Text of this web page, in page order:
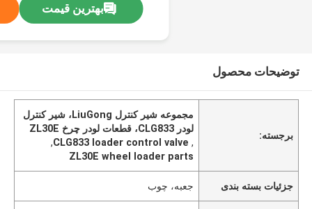
بهترین قیمت
توضیحات محصول
برجسته:
مجموعه شیر کنترل LiuGong، شیر کنترل
لودر CLG833، قطعات لودر چرخ ZL30E
,
CLG833 loader control valve
,
ZL30E wheel loader parts
جزئیات بسته بندی جعبه، چوب